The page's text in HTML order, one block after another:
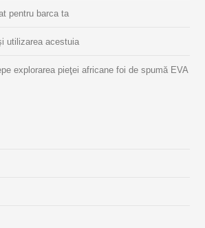
pentru barca ta
utilizarea acestuia
explorarea pieţei africane foi de spumă EVA